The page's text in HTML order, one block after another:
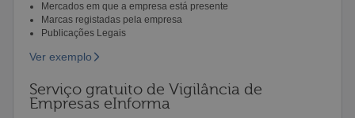
Mercados em que a empresa está presente
Marcas registadas pela empresa
Publicações Legais
Ver exemplo
Serviço gratuito de Vigilância de
Empresas eInforma